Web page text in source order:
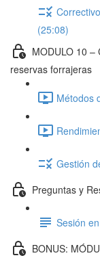
(25:08)
MODULO 10
reservas forrajeras
Métodos
Gestión
Preguntas y
Sesión
BONUS: